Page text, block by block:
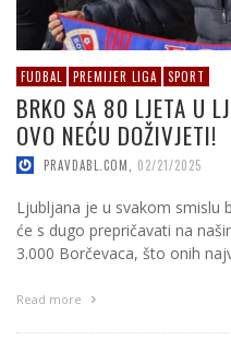
FUDBAL PREMIJER LIGA SPORT
BRKO SA 80 LJETA U
OVO NEĆU DOŽIVJETI!
PRAVDABL.COM 02/21/2025
Ljubljana je u svakom smislu
će s dugo prepričavati na
3.000 Borčevaca, što onih
Read more